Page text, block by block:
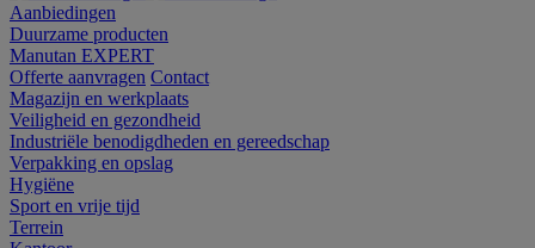
Aanbiedingen
Duurzame producten
Manutan EXPERT
Offerte aanvragen Contact
Magazijn en werkplaats
Veiligheid en gezondheid
Industriële benodigdheden en gereedschap
Verpakking en opslag
Hygiëne
Sport en vrije tijd
Terrein